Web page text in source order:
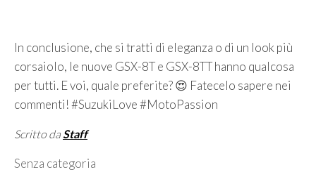
In conclusione, che si tratti di eleganza o di un look più
corsaiolo, le nuove GSX-8T e GSX-8TT hanno qualcosa
per tutti. E voi, quale preferite? 😍 Fatecelo sapere nei
commenti! #SuzukiLove #MotoPassion
Scritto daStaff
Categorie
Senza categoria